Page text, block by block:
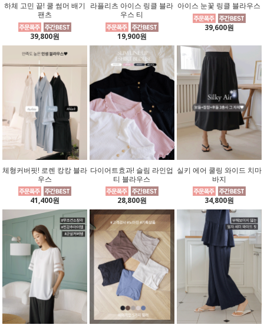
하체 고민 끝! 쿨 썸머 배기
팬츠
39,800원
라플리츠 아이스 링클 블라
우스 티
19,900원
아이스 눈꽃 링클 블라우스
39,600원
체형커버핏! 로렌 캉캉 블라
우스
41,400원
다이어트효과! 슬림 라인업
티 블라우스
28,800원
실키 에어 쿨링 와이드 치마
바지
34,800원